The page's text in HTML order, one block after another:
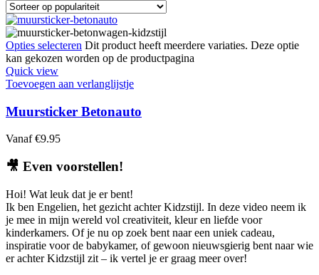
Opties selecteren Dit product heeft meerdere variaties. Deze optie
kan gekozen worden op de productpagina
Quick view
Toevoegen aan verlanglijstje
Muursticker Betonauto
Vanaf €9.95
🎥 Even voorstellen!
Hoi! Wat leuk dat je er bent!
Ik ben Engelien, het gezicht achter Kidzstijl. In deze video neem ik
je mee in mijn wereld vol creativiteit, kleur en liefde voor
kinderkamers. Of je nu op zoek bent naar een uniek cadeau,
inspiratie voor de babykamer, of gewoon nieuwsgierig bent naar wie
er achter Kidzstijl zit – ik vertel je er graag meer over!